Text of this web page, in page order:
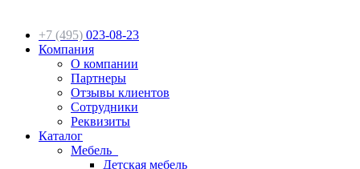
+7 (495) 023-08-23
Компания
О компании
Партнеры
Отзывы клиентов
Сотрудники
Реквизиты
Каталог
Мебель
Детская мебель